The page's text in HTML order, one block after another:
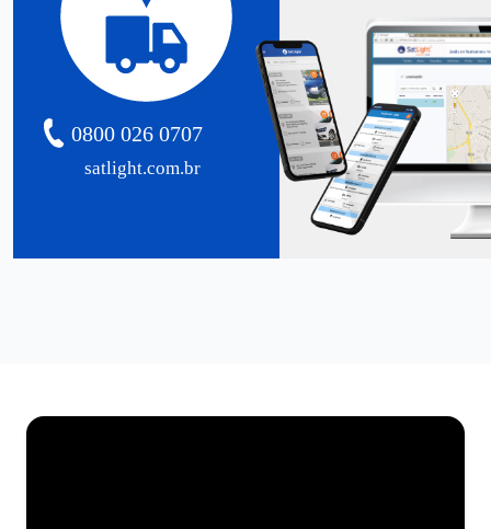
satlight.com.br
0800 026 0707